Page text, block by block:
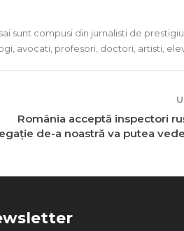
sunt compusi din jurnalisti de
avocati, profesori, doctori, artisti,
România acceptă inspectori
de-a noastră va putea